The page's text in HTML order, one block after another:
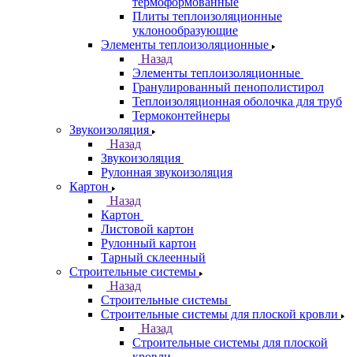
Плиты теплоизоляционные
уклонообразующие
Элементы теплоизоляционные
Назад
Элементы теплоизоляционные
Гранулированный пенополистирол
Теплоизоляционная оболочка для труб
Термоконтейнеры
Звукоизоляция
Назад
Звукоизоляция
Рулонная звукоизоляция
Картон
Назад
Картон
Листовой картон
Рулонный картон
Тарный склеенный
Строительные системы
Назад
Строительные системы
Строительные системы для плоской кровли
Назад
Строительные системы для плоской